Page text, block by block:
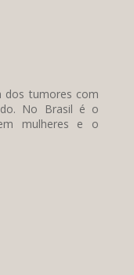
dos tumores com
No Brasil é o
mulheres e o